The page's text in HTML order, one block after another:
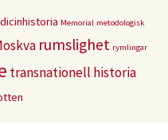
Memorial metodologisk
rumslighet rymlingar
transnationell historia